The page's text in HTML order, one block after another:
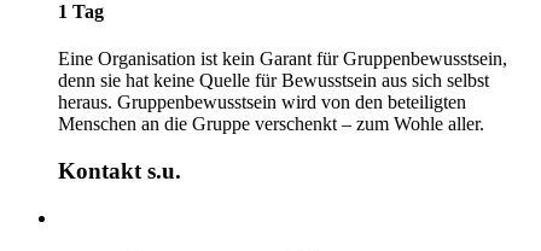
1 Tag
Eine Organisation ist kein Garant für Gruppenbewusstsein,
denn sie hat keine Quelle für Bewusstsein aus sich selbst
heraus. Gruppenbewusstsein wird von den beteiligten
Menschen an die Gruppe verschenkt – zum Wohle aller.
Kontakt s.u.